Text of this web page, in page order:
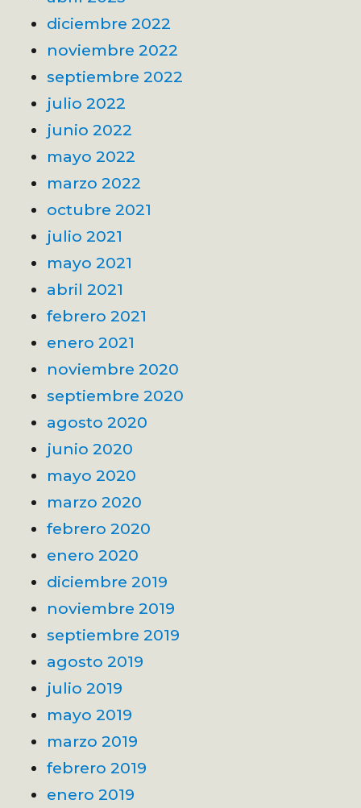
diciembre 2022
noviembre 2022
septiembre 2022
julio 2022
junio 2022
mayo 2022
marzo 2022
octubre 2021
julio 2021
mayo 2021
abril 2021
febrero 2021
enero 2021
noviembre 2020
septiembre 2020
agosto 2020
junio 2020
mayo 2020
marzo 2020
febrero 2020
enero 2020
diciembre 2019
noviembre 2019
septiembre 2019
agosto 2019
julio 2019
mayo 2019
marzo 2019
febrero 2019
enero 2019